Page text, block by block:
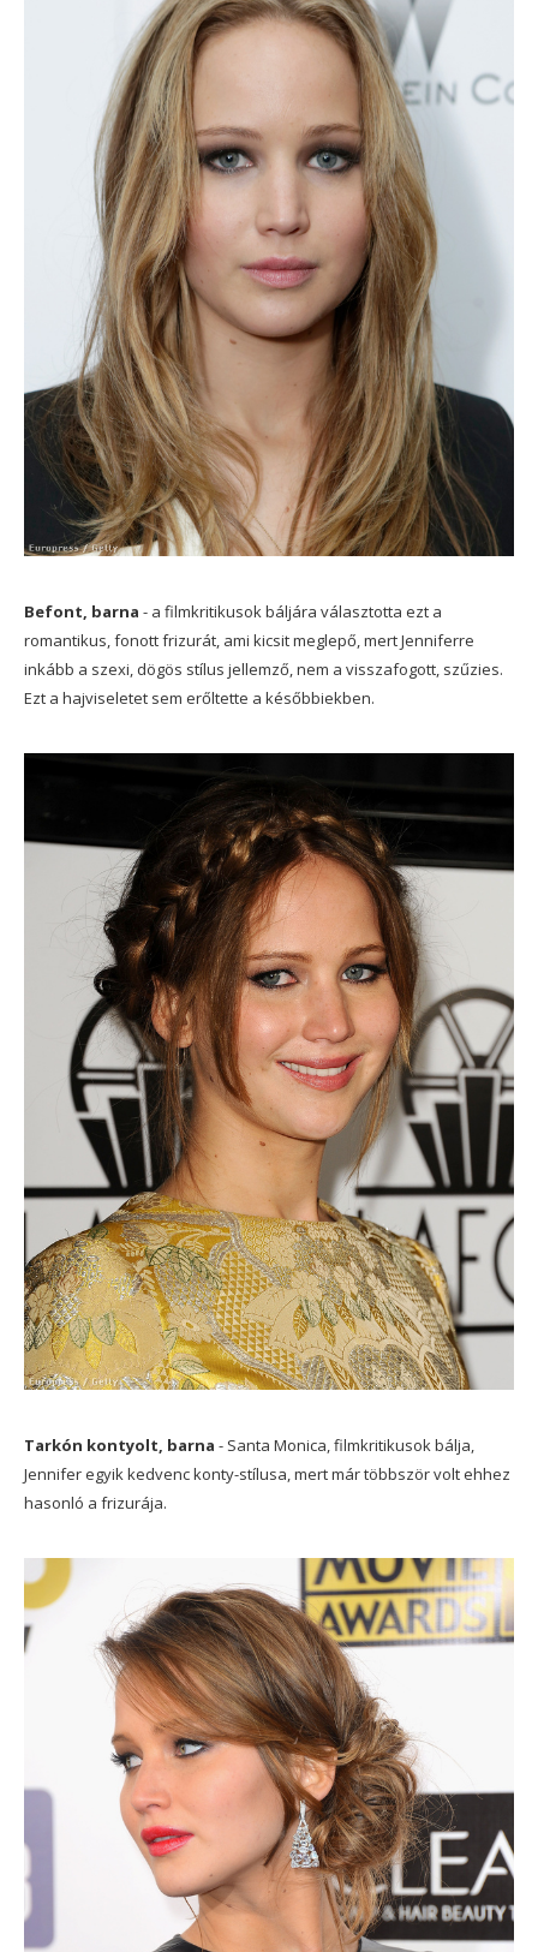
Befont, barna - a filmkritikusok báljára választotta ezt a
romantikus, fonott frizurát, ami kicsit meglepő, mert Jenniferre
inkább a szexi, dögös stílus jellemző, nem a visszafogott, szűzies.
Ezt a hajviseletet sem erőltette a későbbiekben.
Tarkón kontyolt, barna - Santa Monica, filmkritikusok bálja,
Jennifer egyik kedvenc konty-stílusa, mert már többször volt ehhez
hasonló a frizurája.